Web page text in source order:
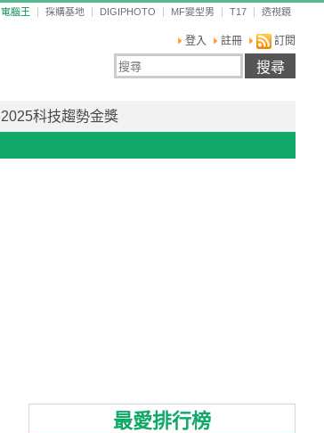
電腦王 採購基地 DIGIPHOTO MF變型男 T17 透視鏡
登入 註冊 訂閱
2025科技趨勢金獎
最愛排行榜